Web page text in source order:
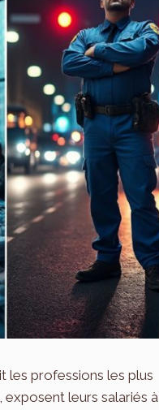
les professions les plus
leurs salariés à